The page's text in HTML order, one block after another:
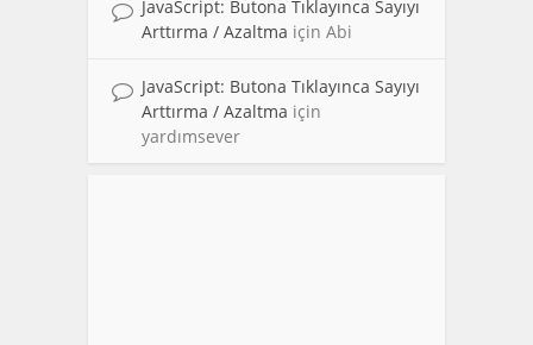
JavaScript: Butona Tıklayınca Sayıyı
Arttırma / Azaltma için Abi
JavaScript: Butona Tıklayınca Sayıyı
Arttırma / Azaltma için
yardımsever